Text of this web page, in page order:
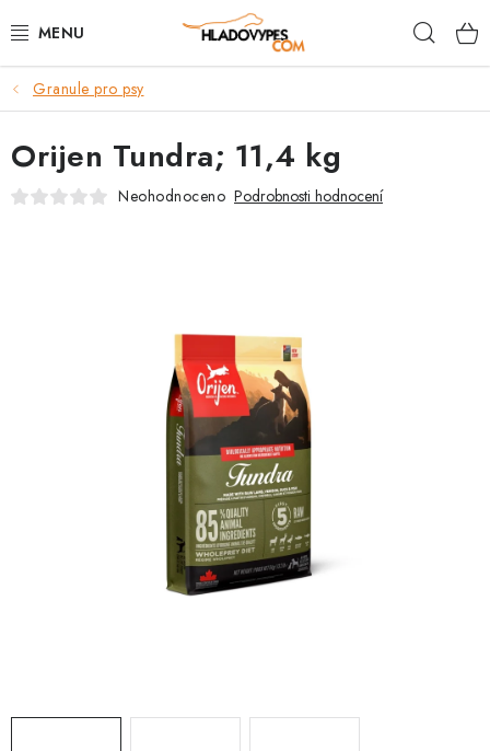
na
POTŘEBY PRO PSY
TAMI PŘEPRAVNÍ BOXY
SPORT SE PSEM
VĚRNOSTNÍ PROGRAM
O nás Kontakty
Doprava a platba
Granule pro psy
Orijen Tundra; 11,4 kg
Neohodnoceno Podrobnosti hodnocení